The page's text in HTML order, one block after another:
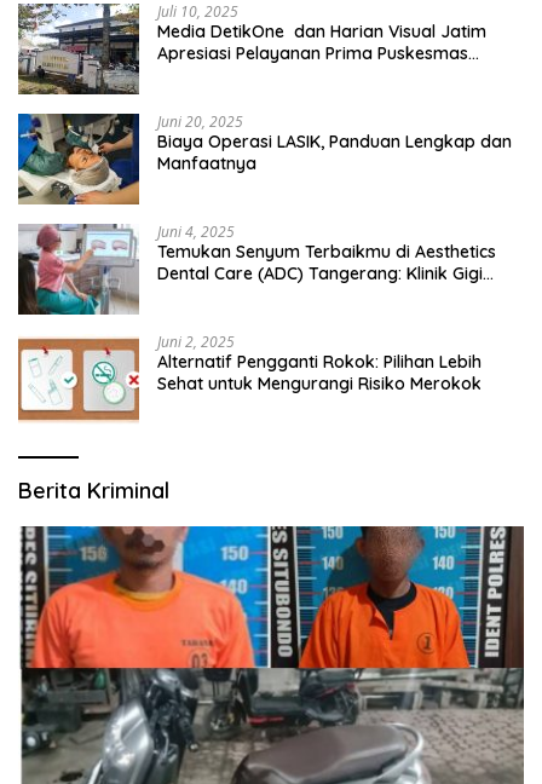
Juli 10, 2025
Media DetikOne dan Harian Visual Jatim
Apresiasi Pelayanan Prima Puskesmas
Juni 20, 2025
Biaya Operasi LASIK, Panduan Lengkap dan
Manfaatnya
Juni 4, 2025
Temukan Senyum Terbaikmu di Aesthetics
Dental Care (ADC) Tangerang: Klinik Gigi
Juni 2, 2025
Alternatif Pengganti Rokok: Pilihan Lebih
Sehat untuk Mengurangi Risiko Merokok
Berita Kriminal